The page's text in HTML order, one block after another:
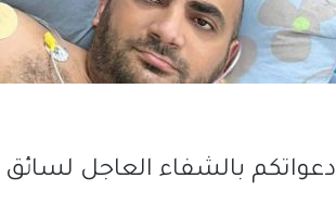
دعواتكم بالشفاء العاجل